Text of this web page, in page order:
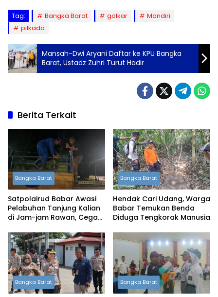
Tag: Bangka Barat golkar
Mandiri
pilkada
Mansah-Dwi Aryani Daftar ke KPU Bangka
Barat, Ustadz Zuhri Turut Hadir
Berita Terkait
Bangka Barat
Satpolairud Babar Awasi
Pelabuhan Tanjung Kalian
di Jam-jam Rawan, Cegah
Bangka Barat
Hendak Cari Udang, Warga
Babar Temukan Benda
Diduga Tengkorak Manusia
Bangka Barat Bangka Barat